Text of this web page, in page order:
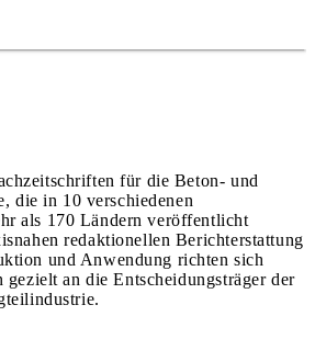
für die Beton- und
die in 10 verschiedenen
als 170 Ländern veröffentlicht
redaktionellen Berichterstattung
und Anwendung richten sich
gezielt an die Entscheidungsträger der